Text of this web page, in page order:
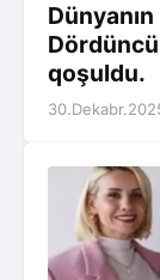
qoşuldu.